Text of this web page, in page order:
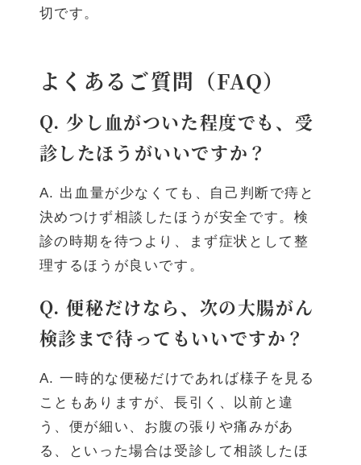
切です。
よくあるご質問（FAQ）
Q. 少し血がついた程度でも、受
診したほうがいいですか？
A. 出血量が少なくても、自己判断で痔と
決めつけず相談したほうが安全です。検
診の時期を待つより、まず症状として整
理するほうが良いです。
Q. 便秘だけなら、次の大腸がん
検診まで待ってもいいですか？
A. 一時的な便秘だけであれば様子を見る
こともありますが、長引く、以前と違
う、便が細い、お腹の張りや痛みがあ
る、といった場合は受診して相談したほ